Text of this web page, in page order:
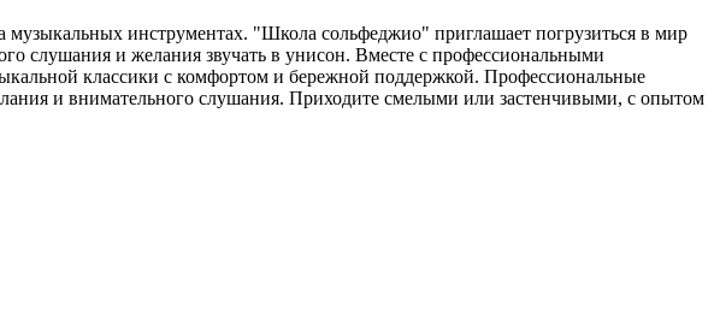
музыкальных инструментах. "Школа сольфеджио" приглашает погрузиться в мир
слушания и желания звучать в унисон. Вместе с профессиональными
классики с комфортом и бережной поддержкой. Профессиональные
и внимательного слушания. Приходите смелыми или застенчивыми, с опытом